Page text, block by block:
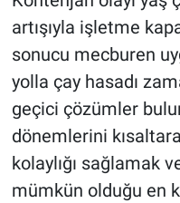
artışıyla işletme
sonucu mecburen
yolla çay hasadı
geçici çözümler
dönemlerini
kolaylığı sağlamak
mümkün olduğu en